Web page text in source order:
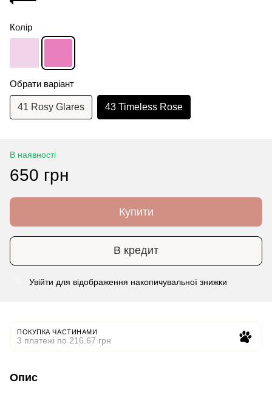
Колір
Обрати варіант
41 Rosy Glares 43 Timeless Rose
В наявності
650 грн
Купити
В кредит
Увійти для відображення накопичувальної знижки
ПОКУПКА ЧАСТИНАМИ
3 платежі по 216.67 грн
Опис